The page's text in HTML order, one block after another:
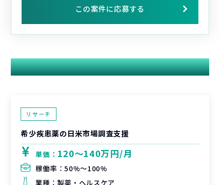
この案件に応募する
関連する案件
リサーチ
希少疾患薬の日米市場調査支援
単価： 120〜140万円/月
稼働率：50%〜100%
業種： 製薬・ヘルスケア